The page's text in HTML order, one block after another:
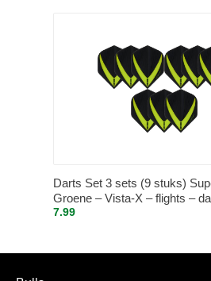
Darts Set 3 sets (9 stuks)
Groene – Vista-X – flights –
7.99